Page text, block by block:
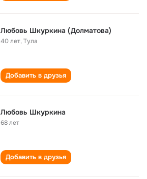
Любовь Шкуркина (Долматова)
40 лет,Тула
Добавить в друзья
Любовь Шкуркина
68 лет
Добавить в друзья